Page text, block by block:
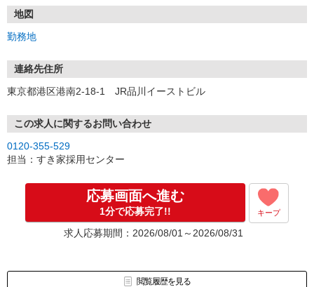
号」など
地図
勤務地
連絡先住所
東京都港区港南2-18-1 JR品川イーストビル
この求人に関するお問い合わせ
0120-355-529
担当：すき家採用センター
応募画面へ進む
1分で応募完了!! キープ
求人応募期間：2026/08/01～2026/08/31
閲覧履歴を見る